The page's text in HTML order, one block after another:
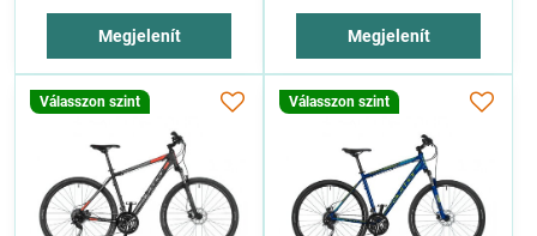
Megjelenít Megjelenít
Válasszon szint Válasszon szint